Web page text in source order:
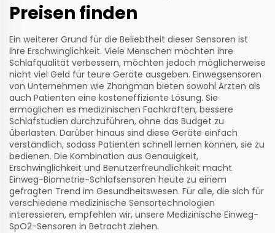
Preisen finden
Ein weiterer Grund für die Beliebtheit dieser Sensoren ist
ihre Erschwinglichkeit. Viele Menschen möchten ihre
Schlafqualität verbessern, möchten jedoch möglicherweise
nicht viel Geld für teure Geräte ausgeben. Einwegsensoren
von Unternehmen wie Zhongman bieten sowohl Ärzten als
auch Patienten eine kosteneffiziente Lösung. Sie
ermöglichen es medizinischen Fachkräften, bessere
Schlafstudien durchzuführen, ohne das Budget zu
überlasten. Darüber hinaus sind diese Geräte einfach
verständlich, sodass Patienten schnell lernen können, sie zu
bedienen. Die Kombination aus Genauigkeit,
Erschwinglichkeit und Benutzerfreundlichkeit macht
Einweg-Biometrie-Schlafsensoren heute zu einem
gefragten Trend im Gesundheitswesen. Für alle, die sich für
verschiedene medizinische Sensortechnologien
interessieren, empfehlen wir, unsere Medizinische Einweg-
SpO2-Sensoren in Betracht ziehen.